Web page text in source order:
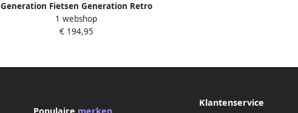
Generation Fietsen Generation Retro
14 inch Groen– Kinderfiets
1 webshop
€ 194,95
Klantenservice